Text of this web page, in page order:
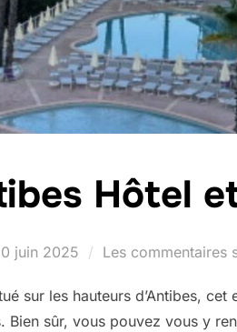
Hôtel
juin 2025 Les commentaires
sur les hauteurs d’Antibes,
Bien sûr, vous pouvez vous y